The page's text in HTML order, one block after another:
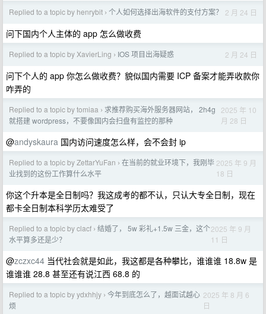
Replied to a topic by henrybit › 个人如何选择出海软件的支付方案？ 2 月 24 日
问下国内个人主体的 app 怎么做收费
Replied to a topic by XavierLing › IOS 项目出海疑惑 2 月 24 日
问下个人的 app 你怎么做收费？貌似国内需要 ICP 备案才能弄收款你
咋弄的
Replied to a topic by tomiaa › 求推荐购买海外服务器网站， 2h4g
就搭建 wordpress，不要像国内会扫盘有监控的那种
2025 年 10
月 28 日
@andyskaura 国内访问速度怎么样，会不会封 ip
Replied to a topic by ZettarYuFan › 在当前的就业环境下，我刚毕
业找到的这份工作算什么水平
2025 年 9 月
18 日
你这个升本是全日制吗？我这成考的都不认，只认大专全日制，现在
都卡全日制本科学历太难受了
Replied to a topic by clacf › 结婚了， 5w 彩礼+1.5w 三金，这个
水平算多还是少？
2025 年 9 月
11 日
@zczxc44 当代社会就是如此，我这都是各种攀比，谁谁谁 18.8w 是
谁谁谁 28.8 甚至还有说江西 68.8 的
Replied to a topic by ydxhhjy › 今年到底怎么了，越面试越心
烦
2025 年 8 月 6
日